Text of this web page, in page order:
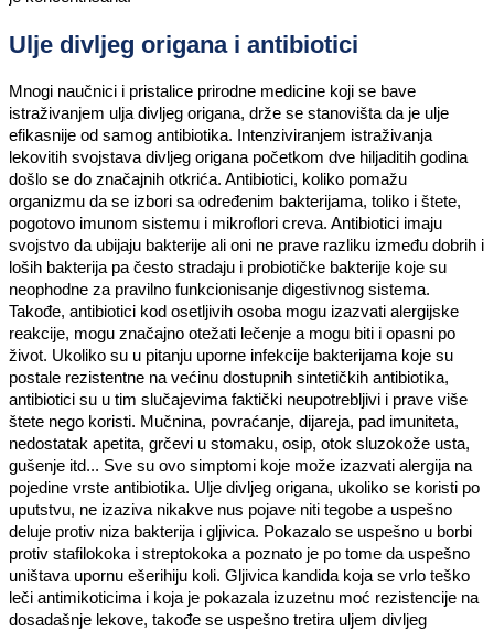
Ulje divljeg origana i antibiotici
Mnogi naučnici i pristalice prirodne medicine koji se bave
istraživanjem ulja divljeg origana, drže se stanovišta da je ulje
efikasnije od samog antibiotika. Intenziviranjem istraživanja
lekovitih svojstava divljeg origana početkom dve hiljaditih godina
došlo se do značajnih otkrića. Antibiotici, koliko pomažu
organizmu da se izbori sa određenim bakterijama, toliko i štete,
pogotovo imunom sistemu i mikroflori creva. Antibiotici imaju
svojstvo da ubijaju bakterije ali oni ne prave razliku između dobrih i
loših bakterija pa često stradaju i probiotičke bakterije koje su
neophodne za pravilno funkcionisanje digestivnog sistema.
Takođe, antibiotici kod osetljivih osoba mogu izazvati alergijske
reakcije, mogu značajno otežati lečenje a mogu biti i opasni po
život. Ukoliko su u pitanju uporne infekcije bakterijama koje su
postale rezistentne na većinu dostupnih sintetičkih antibiotika,
antibiotici su u tim slučajevima faktički neupotrebljivi i prave više
štete nego koristi. Mučnina, povraćanje, dijareja, pad imuniteta,
nedostatak apetita, grčevi u stomaku, osip, otok sluzokože usta,
gušenje itd... Sve su ovo simptomi koje može izazvati alergija na
pojedine vrste antibiotika. Ulje divljeg origana, ukoliko se koristi po
uputstvu, ne izaziva nikakve nus pojave niti tegobe a uspešno
deluje protiv niza bakterija i gljivica. Pokazalo se uspešno u borbi
protiv stafilokoka i streptokoka a poznato je po tome da uspešno
uništava upornu ešerihiju koli. Gljivica kandida koja se vrlo teško
leči antimikoticima i koja je pokazala izuzetnu moć rezistencije na
dosadašnje lekove, takođe se uspešno tretira uljem divljeg